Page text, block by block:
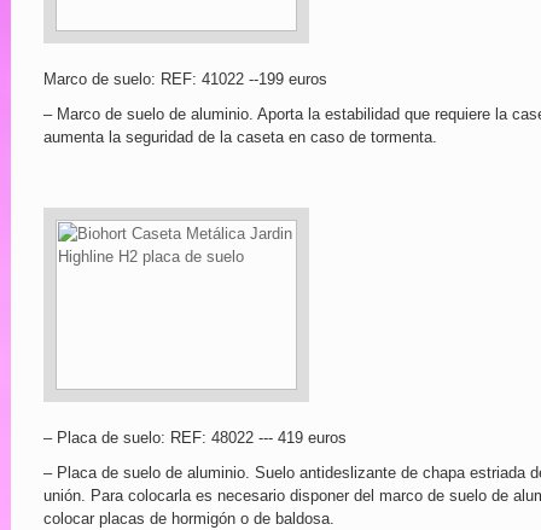
Marco de suelo: REF: 41022 --199 euros
– Marco de suelo de aluminio. Aporta la estabilidad que requiere la
aumenta la seguridad de la caseta en caso de tormenta.
– Placa de suelo: REF: 48022 --- 419 euros
– Placa de suelo de aluminio. Suelo antideslizante de chapa estriada
unión. Para colocarla es necesario disponer del marco de suelo de
colocar placas de hormigón o de baldosa.